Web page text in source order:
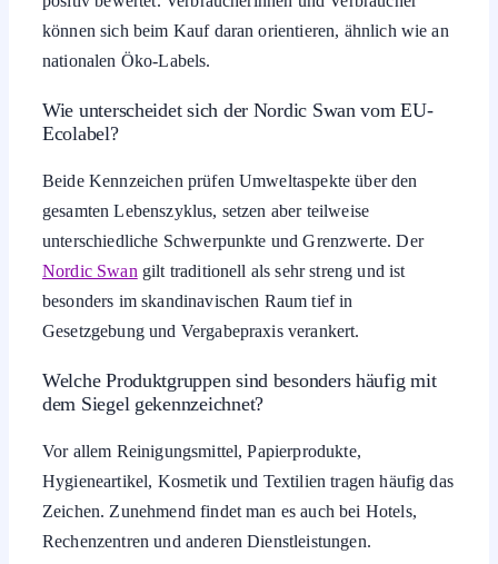
können sich beim Kauf daran orientieren, ähnlich wie an
nationalen Öko-Labels.
Wie unterscheidet sich der Nordic Swan vom EU-
Ecolabel?
Beide Kennzeichen prüfen Umweltaspekte über den
gesamten Lebenszyklus, setzen aber teilweise
unterschiedliche Schwerpunkte und Grenzwerte. Der
Nordic Swan gilt traditionell als sehr streng und ist
besonders im skandinavischen Raum tief in
Gesetzgebung und Vergabepraxis verankert.
Welche Produktgruppen sind besonders häufig mit
dem Siegel gekennzeichnet?
Vor allem Reinigungsmittel, Papierprodukte,
Hygieneartikel, Kosmetik und Textilien tragen häufig das
Zeichen. Zunehmend findet man es auch bei Hotels,
Rechenzentren und anderen Dienstleistungen.